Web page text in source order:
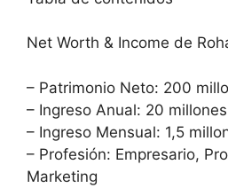
Net Worth & Income de
– Patrimonio Neto: 200
– Ingreso Anual: 20
– Ingreso Mensual: 1,5
– Profesión: Empresario,
Marketing